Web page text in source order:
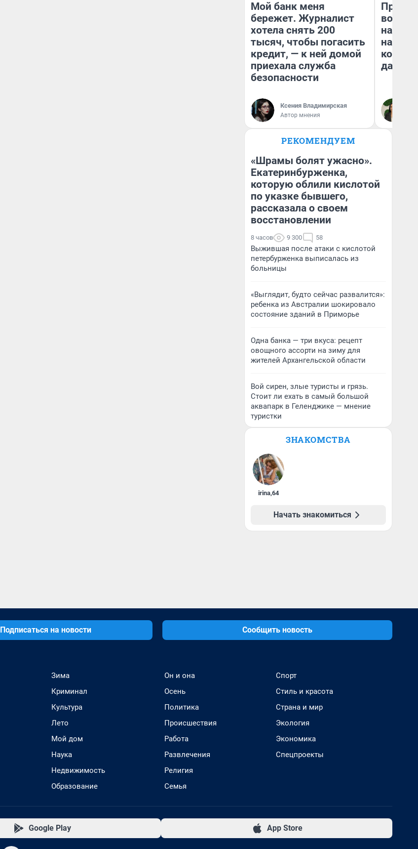
Мой банк меня
бережет. Журналист
хотела снять 200
тысяч, чтобы погасить
кредит, — к ней домой
приехала служба
безопасности
Ксения Владимирская
Автор мнения
нам
даже
РЕКОМЕНДУЕМ
«Шрамы болят ужасно».
Екатеринбурженка,
которую облили кислотой
по указке бывшего,
рассказала о своем
восстановлении
8 часов 9 300 58
Выжившая после атаки с кислотой
петербурженка выписалась из
больницы
«Выглядит, будто сейчас развалится»:
ребенка из Австралии шокировало
состояние зданий в Приморье
Одна банка — три вкуса: рецепт
овощного ассорти на зиму для
жителей Архангельской области
Вой сирен, злые туристы и грязь.
Стоит ли ехать в самый большой
аквапарк в Геленджике — мнение
туристки
ЗНАКОМСТВА
irina,64
Начать знакомиться
Подписаться на новости Сообщить новость
Зима
Криминал
Культура
Лето
Мой дом
Наука
Недвижимость
Образование
Он и она
Осень
Политика
Происшествия
Работа
Развлечения
Религия
Семья
Спорт
Стиль и красота
Страна и мир
Экология
Экономика
Спецпроекты
Google Play App Store